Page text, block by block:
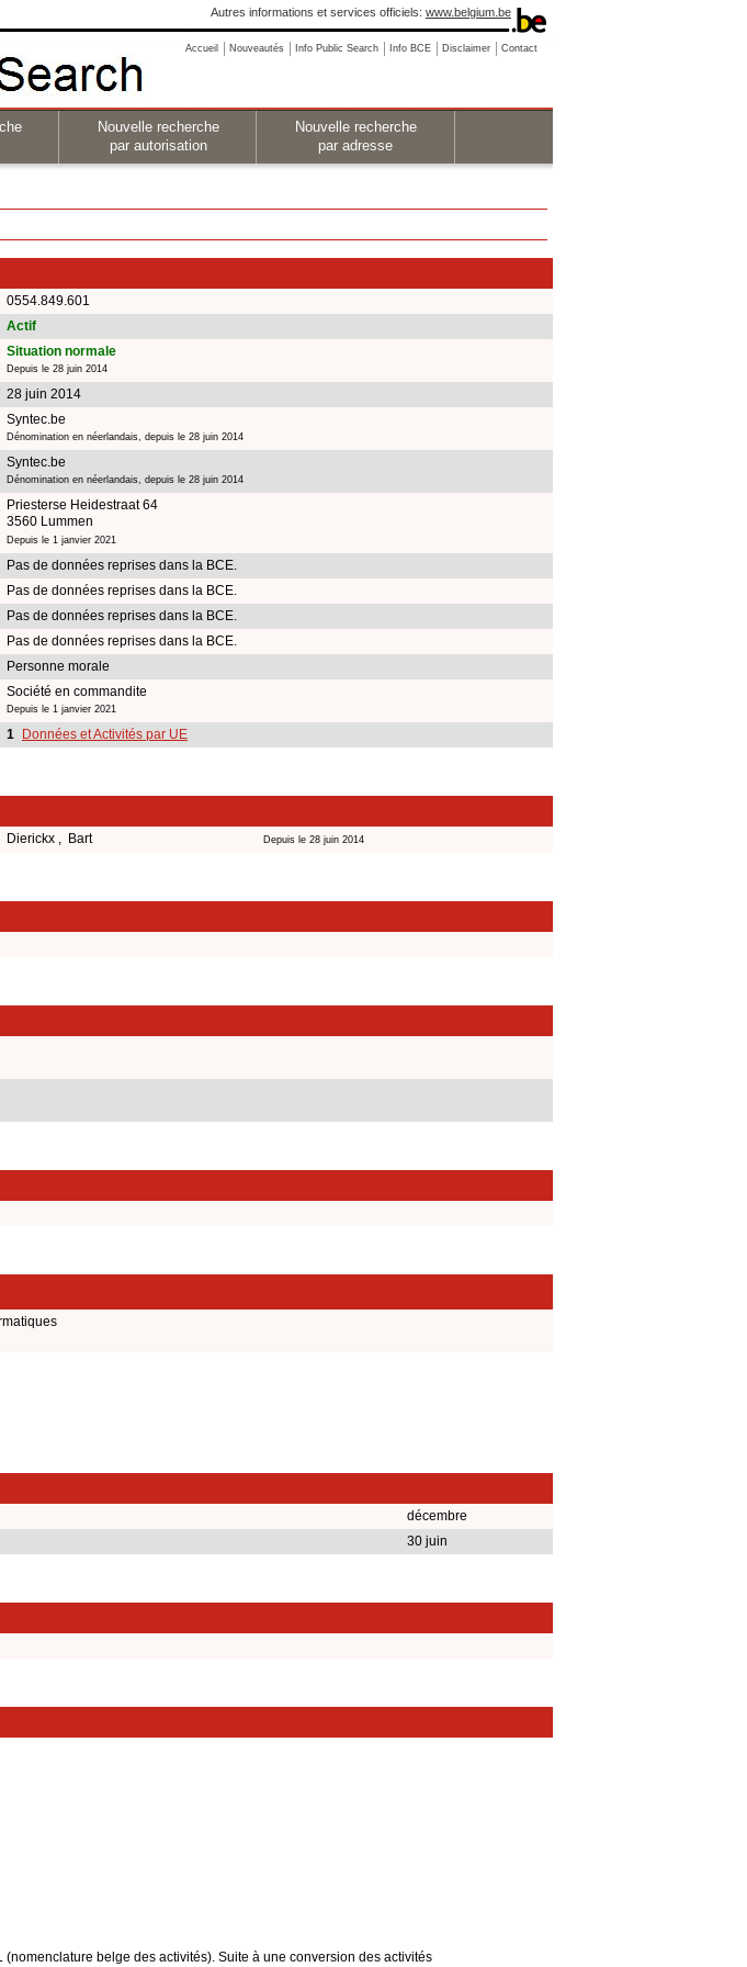
Autres informations et services officiels: www.belgium.be
Accueil Nouveautés Info Public Search Info BCE Disclaimer Contact
Nouvelle recherche
par autorisation
Nouvelle recherche
par adresse
0554.849.601
Actif
Situation normale
Depuis le 28 juin 2014
28 juin 2014
Syntec.be
Dénomination en néerlandais, depuis le 28 juin 2014
Syntec.be
Dénomination en néerlandais, depuis le 28 juin 2014
Priesterse Heidestraat 64
3560 Lummen
Depuis le 1 janvier 2021
Pas de données reprises dans la BCE.
Pas de données reprises dans la BCE.
Pas de données reprises dans la BCE.
Pas de données reprises dans la BCE.
Personne morale
Société en commandite
Depuis le 1 janvier 2021
1 Données et Activités par UE
Dierickx , Bart Depuis le 28 juin 2014
décembre
30 juin
belge des activités). Suite à une conversion des activités